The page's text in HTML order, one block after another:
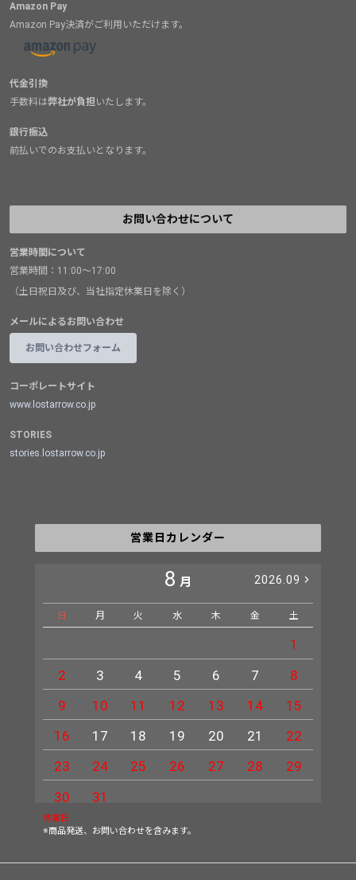
Amazon Pay
Amazon Pay決済がご利用いただけます。
代金引換
手数料は弊社が負担いたします。
銀行振込
前払いでのお支払いとなります。
お問い合わせについて
営業時間について
営業時間：11:00～17:00
（土日祝日及び、当社指定休業日を除く）
メールによるお問い合わせ
お問い合わせフォーム
コーポレートサイト
www.lostarrow.co.jp
STORIES
stories.lostarrow.co.jp
営業日カレンダー
8 月 2026.09
日 月 火 水 木 金 土
1
2
3 4 5 6 7
8
9
10 11 12 13 14
15
16
17 18 19 20 21
22
23
24 25 26 27 28
29
30
31
休業日
※商品発送、お問い合わせを含みます。